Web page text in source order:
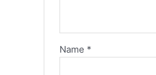
Name *